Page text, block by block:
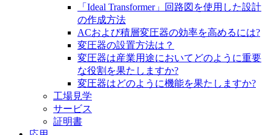
「Ideal Transformer」回路図を使用した設計
の作成方法
ACおよび積層変圧器の効率を高めるには?
変圧器の設置方法は？
変圧器は産業用途においてどのように重要
な役割を果たしますか?
変圧器はどのように機能を果たしますか?
工場見学
サービス
証明書